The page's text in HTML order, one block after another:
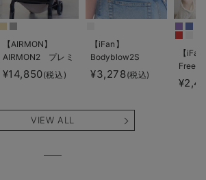
【AIRMON】
AIRMON2 プレミ
アム
¥14,850(税込)
【iFan】
Bodyblow2S
¥3,278(税込)
【
Freeze
VIEW ALL